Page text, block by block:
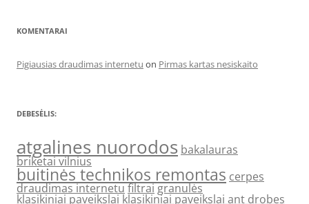
KOMENTARAI
Pigiausias draudimas internetu on Pirmas kartas nesiskaito
DEBESĖLIS:
atgalines nuorodos bakalauras
briketai vilnius
buitinės technikos remontas cerpes
draudimas internetufiltraigranulės
klasikiniai paveikslai klasikiniai paveikslai ant drobes